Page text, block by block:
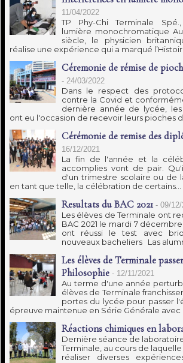
11/04/2022
TP Phy-Chi Terminale
lumière monochromatique
siècle, le physicien
réalise une expérience qui a marqué
Céremonie de rémise de
- 24/03/2022
Dans le respect des
contre la Covid et
dernière année de lycée, les
ont eu l'occasion de recevoir leurs pioches
Cérémonie de remise des
16/12/2021
La fin de l'année et la
accomplies vont de pair.
d'un trimestre scolaire ou de
en tant que telle, la célébration de certains...
Resultats du BAC 2021 - 09/
Les élèves de Terminale ont
BAC 2021 le mardi 7
ont réussi le test avec
nouveaux bacheliers Las
Les élèves de Terminale
Philosophie - 12/11/2021
Au terme d'une année
élèves de Terminale
portes du lycée pour passer
épreuve maintenue en Série Générale avec
Réactions chimiques en
Dernière séance de
Terminale, au cours de laquelle
réaliser diverses